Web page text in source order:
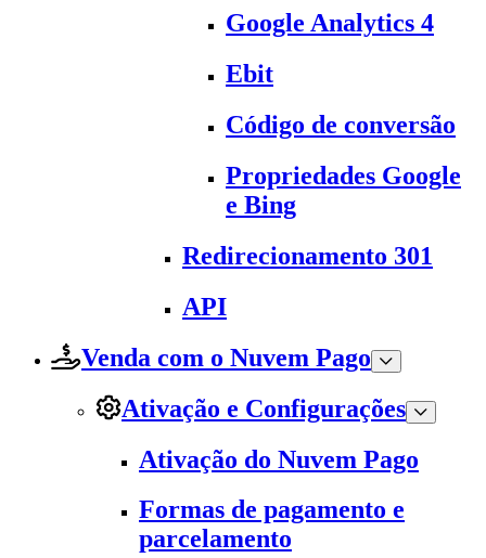
Google Analytics 4
Ebit
Código de conversão
Propriedades Google
e Bing
Redirecionamento 301
API
Venda com o Nuvem Pago
Ativação e Configurações
Ativação do Nuvem Pago
Formas de pagamento e
parcelamento